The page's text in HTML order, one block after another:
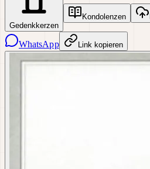
Gedenkkerzen
Kondolenzen
WhatsApp Link kopieren